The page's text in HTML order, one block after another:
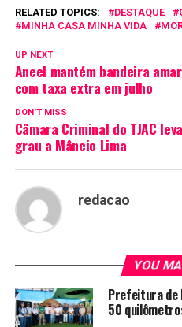
RELATED TOPICS: DESTAQUE
MINHA CASA MINHA VIDA
UP NEXT
Aneel mantém bandeira
com taxa extra em julho
DON'T MISS
Câmara Criminal do TJAC
grau a Mâncio Lima
redacao
YOU
Prefeitura de
50